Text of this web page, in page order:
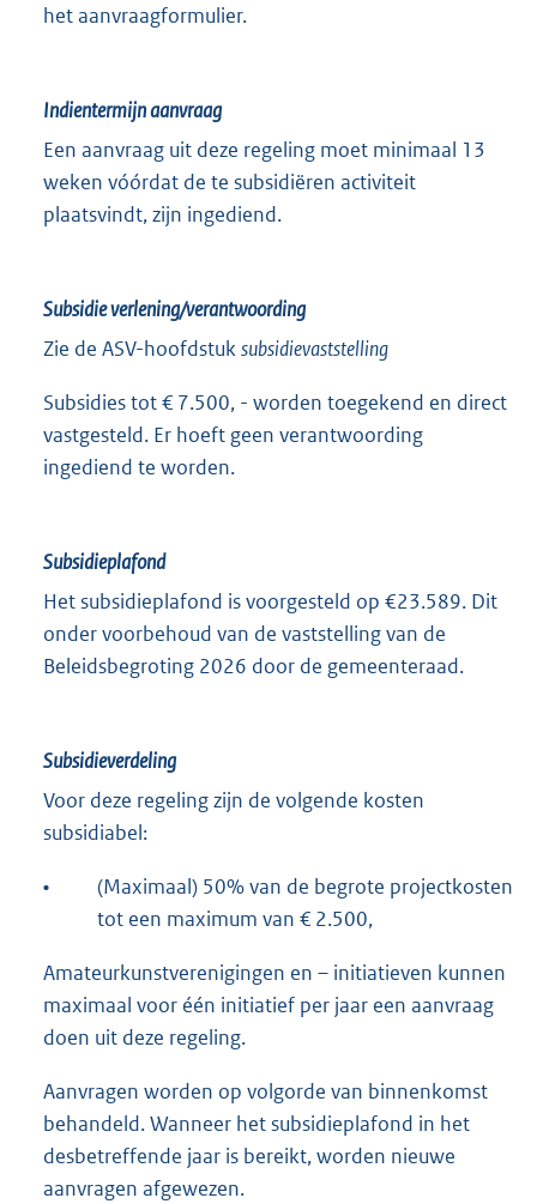
het aanvraagformulier.
Indientermijn aanvraag
Een aanvraag uit deze regeling moet minimaal 13
weken vóórdat de te subsidiëren activiteit
plaatsvindt, zijn ingediend.
Subsidie verlening/verantwoording
Zie de ASV-hoofdstuksubsidievaststelling
Subsidies tot € 7.500, - worden toegekend en direct
vastgesteld. Er hoeft geen verantwoording
ingediend te worden.
Subsidieplafond
Het subsidieplafond is voorgesteld op €23.589. Dit
onder voorbehoud van de vaststelling van de
Beleidsbegroting 2026 door de gemeenteraad.
Subsidieverdeling
Voor deze regeling zijn de volgende kosten
subsidiabel:
•
(Maximaal) 50% van de begrote projectkosten
tot een maximum van € 2.500,
Amateurkunstverenigingen en – initiatieven kunnen
maximaal voor één initiatief per jaar een aanvraag
doen uit deze regeling.
Aanvragen worden op volgorde van binnenkomst
behandeld. Wanneer het subsidieplafond in het
desbetreffende jaar is bereikt, worden nieuwe
aanvragen afgewezen.